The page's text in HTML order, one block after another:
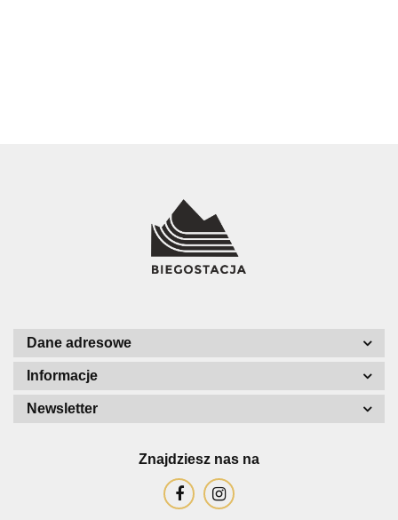
Dane adresowe
Informacje
Newsletter
Znajdziesz nas na